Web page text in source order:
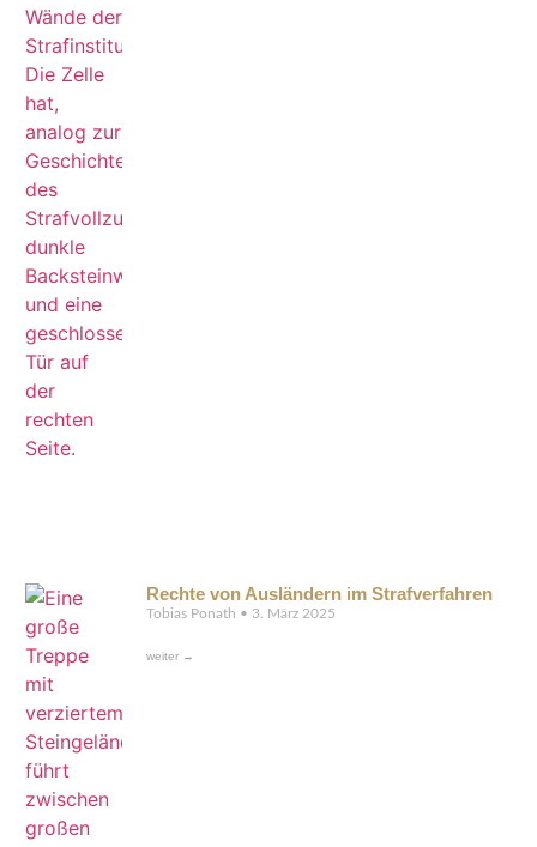
Rechte von Ausländern im Strafverfahren
Tobias Ponath 3. März 2025
weiter →